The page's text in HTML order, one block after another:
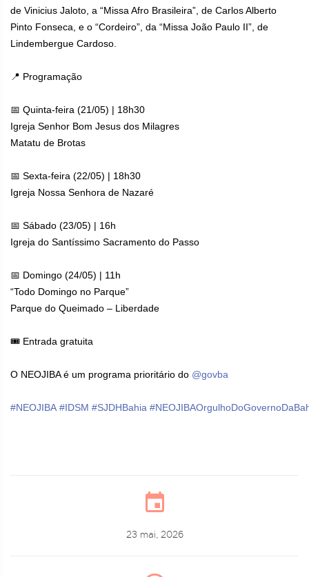
de Vinicius Jaloto, a “Missa Afro Brasileira”, de Carlos Alberto
Pinto Fonseca, e o “Cordeiro”, da “Missa João Paulo II”, de
Lindembergue Cardoso.
📍 Programação
📅 Quinta-feira (21/05) | 18h30
Igreja Senhor Bom Jesus dos Milagres
Matatu de Brotas
📅 Sexta-feira (22/05) | 18h30
Igreja Nossa Senhora de Nazaré
📅 Sábado (23/05) | 16h
Igreja do Santíssimo Sacramento do Passo
📅 Domingo (24/05) | 11h
“Todo Domingo no Parque”
Parque do Queimado – Liberdade
🎟️ Entrada gratuita
O NEOJIBA é um programa prioritário do @govba
#NEOJIBA #IDSM #SJDHBahia
23 mai, 2026